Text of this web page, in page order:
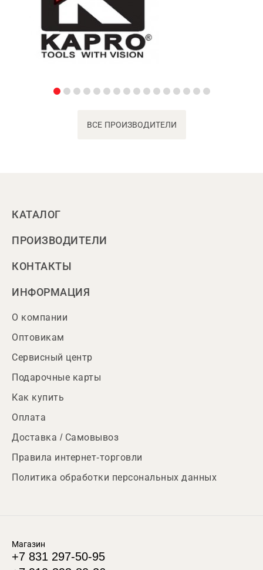
ВСЕ ПРОИЗВОДИТЕЛИ
КАТАЛОГ
ПРОИЗВОДИТЕЛИ
КОНТАКТЫ
ИНФОРМАЦИЯ
О компании
Оптовикам
Сервисный центр
Подарочные карты
Как купить
Оплата
Доставка / Самовывоз
Правила интернет-торговли
Политика обработки персональных данных
Магазин
+7 831 297-50-95